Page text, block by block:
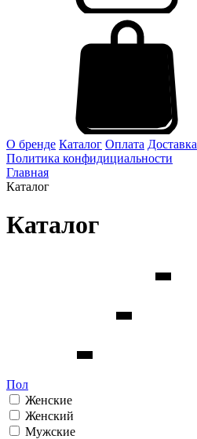
О бренде Каталог Оплата Доставка
Политика конфидициальности
Главная
Каталог
Каталог
Пол
Женские
Женский
Мужские